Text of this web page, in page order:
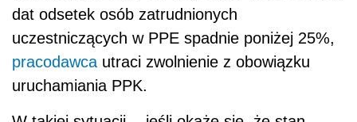
dat odsetek osób zatrudnionych
uczestniczących w PPE spadnie poniżej 25%,
pracodawca utraci zwolnienie z obowiązku
uruchamiania PPK.